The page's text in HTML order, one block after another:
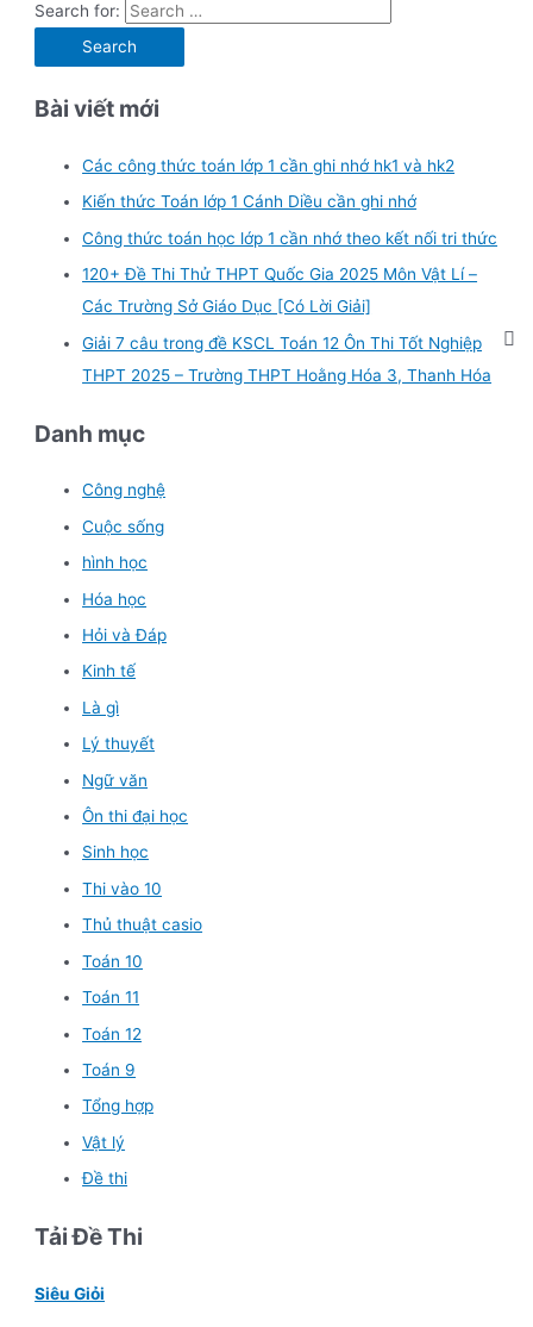
Search for:
Bài viết mới
Các công thức toán lớp 1 cần ghi nhớ hk1 và hk2
Kiến thức Toán lớp 1 Cánh Diều cần ghi nhớ
Công thức toán học lớp 1 cần nhớ theo kết nối tri thức
120+ Đề Thi Thử THPT Quốc Gia 2025 Môn Vật Lí –
Các Trường Sở Giáo Dục [Có Lời Giải]
Giải 7 câu trong đề KSCL Toán 12 Ôn Thi Tốt Nghiệp
THPT 2025 – Trường THPT Hoằng Hóa 3, Thanh Hóa
Danh mục
Công nghệ
Cuộc sống
hình học
Hóa học
Hỏi và Đáp
Kinh tế
Là gì
Lý thuyết
Ngữ văn
Ôn thi đại học
Sinh học
Thi vào 10
Thủ thuật casio
Toán 10
Toán 11
Toán 12
Toán 9
Tổng hợp
Vật lý
Đề thi
Tải Đề Thi
Siêu Giỏi